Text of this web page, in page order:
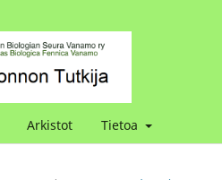
Arkistot Tietoa